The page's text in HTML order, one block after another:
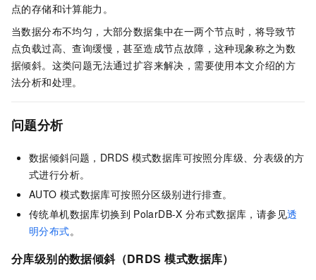
点的存储和计算能力。
当数据分布不均匀，大部分数据集中在一两个节点时，将导致节
点负载过高、查询缓慢，甚至造成节点故障，这种现象称之为数
据倾斜。这类问题无法通过扩容来解决，需要使用本文介绍的方
法分析和处理。
问题分析
数据倾斜问题，DRDS 模式数据库可按照分库级、分表级的方
式进行分析。
AUTO 模式数据库可按照分区级别进行排查。
传统单机数据库切换到 PolarDB-X 分布式数据库，请参见透
明分布式。
分库级别的数据倾斜（DRDS 模式数据库）